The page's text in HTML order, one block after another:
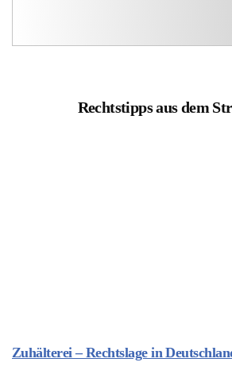
Rechtstipps aus dem
Zuhälterei – Rechtslage in